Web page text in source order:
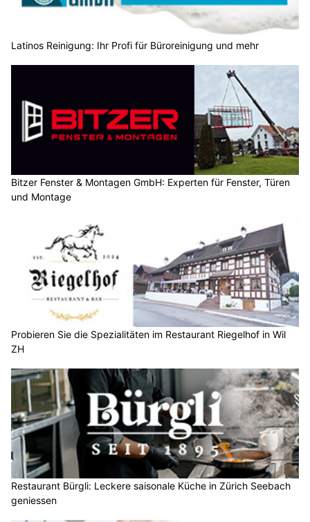
Latinos Reinigung: Ihr Profi für Büroreinigung und mehr
Bitzer Fenster & Montagen GmbH: Experten für Fenster, Türen
und Montage
Probieren Sie die Spezialitäten im Restaurant Riegelhof in Wil
ZH
Restaurant Bürgli: Leckere saisonale Küche in Zürich Seebach
geniessen